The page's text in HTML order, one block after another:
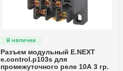
Разъем модульный E.NEXT
e.control.p103s для
промежуточного реле 10А 3 гр.